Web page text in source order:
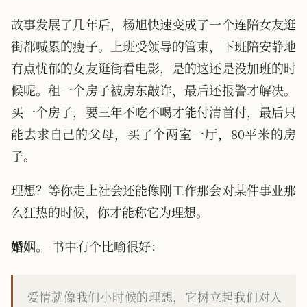
故事发展了几年后，杨旭快速变成了一个连陪女友逛
街都喊累的瘦子。上班受领导的管束，下班陪安静地
有点忧郁的女友逛街看电影，是的这还是没加班的时
候呢。租一个房子被房东敲诈，最后还报警才解决。
买一个房子，要三年不吃不喝才能付清首付，最后只
能去求自己的父母，买了个两室一厅，80平米的房
子。
理想？等你走上社会还能像刚工作那会对某件事业那
么狂热的时候，你才能称它为理想。
婚姻。
书中有个比喻很好：
爱情就像我们小时候的理想，它树立起我们对人